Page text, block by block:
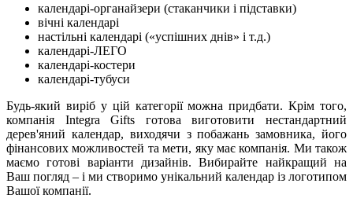
календарі-органайзери (стаканчики і підставки)
вічні календарі
настільні календарі («успішних днів» і т.д.)
календарі-ЛЕГО
календарі-костери
календарі-тубуси
Будь-який виріб у цій категорії можна придбати. Крім того,
компанія Integra Gifts готова виготовити нестандартний
дерев'яний календар, виходячи з побажань замовника, його
фінансових можливостей та мети, яку має компанія. Ми також
маємо готові варіанти дизайнів. Вибирайте найкращий на
Ваш погляд – і ми створимо унікальний календар із логотипом
Вашої компанії.